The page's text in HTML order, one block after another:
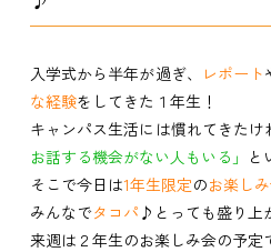
入学式から半年が過ぎ、 レポート
な経験をしてきた１年生！
キャンパス生活には慣れてきたけ
お話する機会がない人もいる」 と
そこで今日は1年生限定のお楽し
みんなでタコパ ♪とっても盛り上
来週は２年生のお楽しみ会の予定